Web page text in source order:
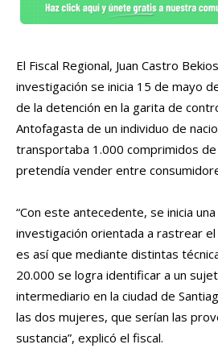
El Fiscal Regional, Juan Castro
investigación se inicia 15 de mayo
de la detención en la garita de
Antofagasta de un individuo de
transportaba 1.000 comprimidos
pretendía vender entre
“Con este antecedente, se inicia
investigación orientada a rastrear
es así que mediante distintas
20.000 se logra identificar a un
intermediario en la ciudad de
las dos mujeres, que serían las
sustancia”, explicó el fiscal.